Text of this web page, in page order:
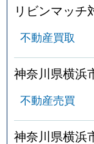
リビンマッチ
不動産買取
神奈川県横浜
不動産売買
神奈川県横浜